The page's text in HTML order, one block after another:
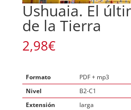
Ushuaia. El
de la Tierra
2,98€
Formato
PDF + mp3
Nivel
B2-C1
Extensión
larga